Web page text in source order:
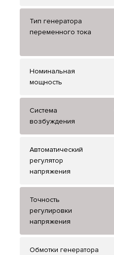
Тип генератора
переменного тока
Номинальная
мощность
Система
возбуждения
Автоматический
регулятор
напряжения
Точность
регулировки
напряжения
Обмотки генератора